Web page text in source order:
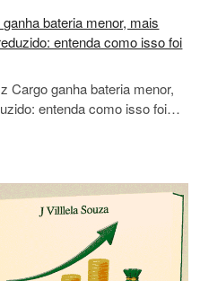
bateria menor, mais
entenda como isso foi
Cargo ganha bateria menor,
entenda como isso foi…